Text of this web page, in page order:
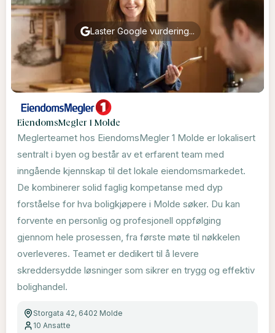
Laster Google vurdering...
EiendomsMegler 1 Molde
Meglerteamet hos EiendomsMegler 1 Molde er lokalisert
sentralt i byen og består av et erfarent team med
inngående kjennskap til det lokale eiendomsmarkedet.
De kombinerer solid faglig kompetanse med dyp
forståelse for hva boligkjøpere i Molde søker. Du kan
forvente en personlig og profesjonell oppfølging
gjennom hele prosessen, fra første møte til nøkkelen
overleveres. Teamet er dedikert til å levere
skreddersydde løsninger som sikrer en trygg og effektiv
bolighandel.
Storgata 42, 6402 Molde
10 Ansatte